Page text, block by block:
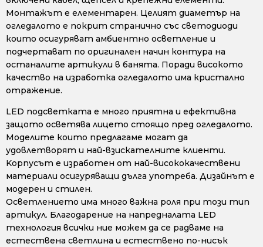
Монтажът е елементарен. Целият диаметър на
огледалото е покрит странично със светодиоди
които осигуряват амбиентно осветление и
подчертават по оригинален начин контура на
останалите артикули в банята. Поради високото
качество на изработка огледалото има кристално
отражение.
LED подсветката е много приятна и ефективна
защото осветява лицето стоящо пред огледалото.
Моделите които предлагаме могат да
удовлетворят и най-взискателните клиенти.
Kорпусът е изработен от най-висококачествени
материали осигуряващи дълга употреба. Дизайнът е
модерен и стилен.
Осветлението има много важна роля при този тип
артикул. Благодарение на напредналата LED
технология всички ние можем да се радваме на
естествена светлина и естествено по-нисък